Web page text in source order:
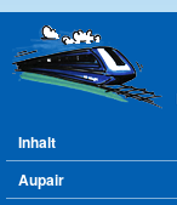
Hauptmenü
Inhalt
Aupair